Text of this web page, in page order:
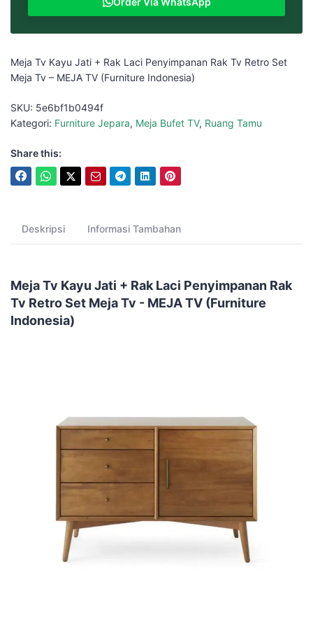
Meja Tv Kayu Jati + Rak Laci Penyimpanan Rak Tv Retro Set
Meja Tv – MEJA TV (Furniture Indonesia)
SKU: 5e6bf1b0494f
Kategori: Furniture Jepara, Meja Bufet TV, Ruang Tamu
Share this:
Deskripsi Informasi Tambahan
Meja Tv Kayu Jati + Rak Laci Penyimpanan Rak
Tv Retro Set Meja Tv - MEJA TV (Furniture
Indonesia)